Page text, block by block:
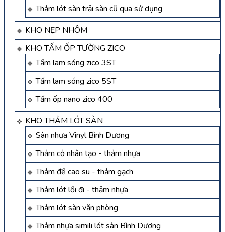
Thảm lót sàn trải sàn cũ qua sử dụng
KHO NẸP NHÔM
KHO TẤM ỐP TƯỜNG ZICO
Tấm lam sóng zico 3ST
Tấm lam sóng zico 5ST
Tấm ốp nano zico 400
KHO THẢM LÓT SÀN
Sàn nhựa Vinyl Bình Dương
Thảm cỏ nhân tạo - thảm nhựa
Thảm đế cao su - thảm gạch
Thảm lót lối đi - thảm nhựa
Thảm lót sàn văn phòng
Thảm nhựa simili lót sàn Bình Dương